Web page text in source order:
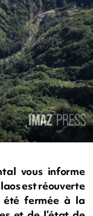
vous informe
est réouverte
fermée à la